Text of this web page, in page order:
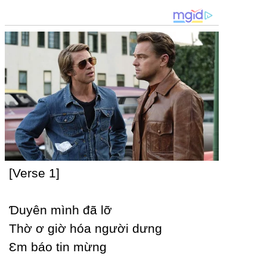
[Verse 1]
Ɗuуên mình đã lỡ
Thờ ơ giờ hóa người dưng
Ɛm báo tin mừng